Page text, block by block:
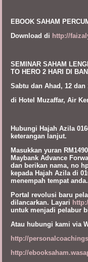
EBOOK SAHAM
Download di http://
SEMINAR SAHAM
TO HERO 2 HARI DI
Sabtu dan Ahad, 12 dan
di Hotel Muzaffar, Air
Hubungi Hajah Azila
keterangan lanjut.
Masukkan yuran
Maybank Advance
dan berikan nama, no
kepada Hajah Azila di
menempah tempat anda.
Portal revolusi baru
dilancarkan. Layari
untuk menjadi pelabur
Atau hubungi kami via
http://
http://